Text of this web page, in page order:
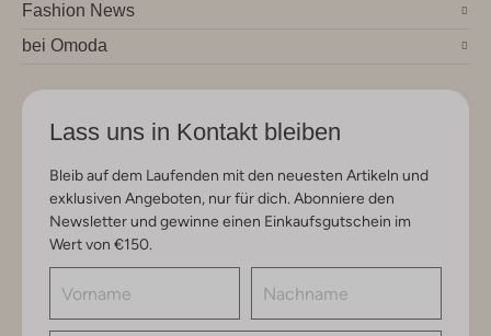
Fashion News
bei Omoda
Lass uns in Kontakt bleiben
Bleib auf dem Laufenden mit den neuesten Artikeln und
exklusiven Angeboten, nur für dich. Abonniere den
Newsletter und gewinne einen Einkaufsgutschein im
Wert von €150.